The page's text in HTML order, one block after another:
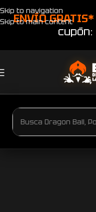
Skip to navigation
Skip to main content
ENVÍO GRATIS*
cupón: